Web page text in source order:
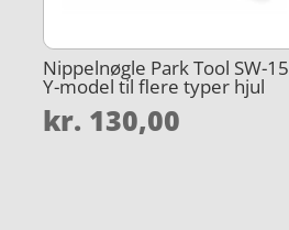
Nippelnøgle Park Tool SW-15
Y-model til flere typer hjul
kr. 130,00